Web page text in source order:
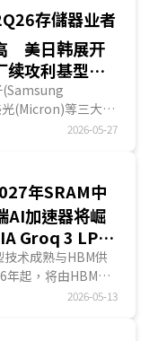
市场，2027年出货
圆代工厂产能与存
務器CPU市场呈供
的瓶颈之一。...
存儲器业者
美日韩展开
续攻利基型动
(Samsung
(Micron)等三大业
增77%，2026年第
望可期，存儲器产
因应AI热潮，除
为三大存儲器业者
求，各有扩产計
2026-05-27
年SRAM中
AI加速器将崛
Groq 3 LPU
百万颗 非
供应链成形
术成熟与HBM供
年起，将由HBM中
Groq、Cerebras与
2026-05-13